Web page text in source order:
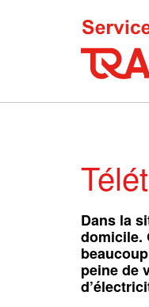
Dans la
domicile.
peine de